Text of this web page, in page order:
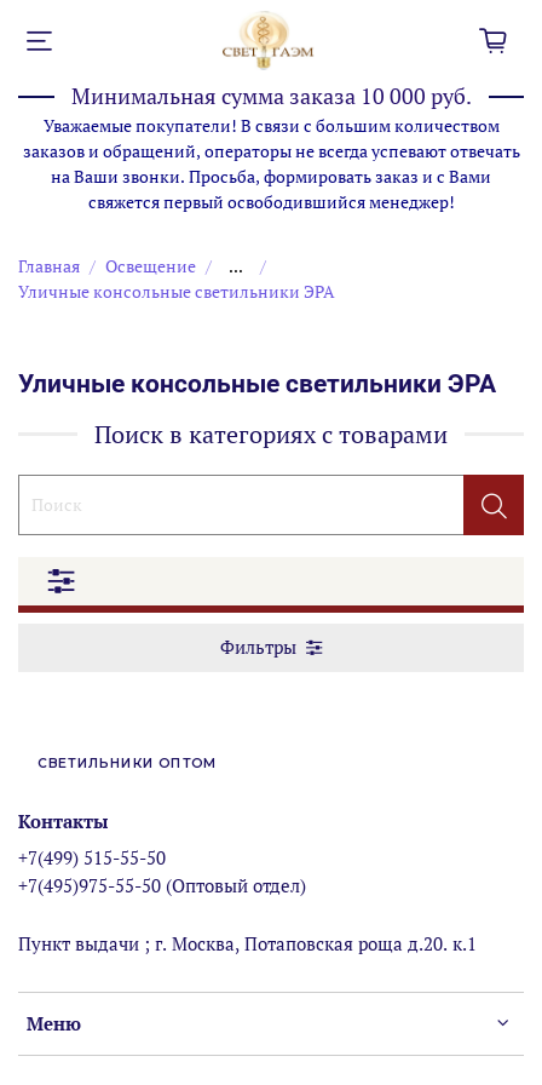
Минимальная сумма заказа 10 000 руб.
Уважаемые покупатели! В связи с большим количеством
заказов и обращений, операторы не всегда успевают отвечать
на Ваши звонки. Просьба, формировать заказ и с Вами
свяжется первый освободившийся менеджер!
Главная Освещение
...
Уличные консольные светильники ЭРА
Уличные консольные светильники ЭРА
Поиск в категориях с товарами
Фильтры
СВЕТИЛЬНИКИ ОПТОМ
Меню
Контакты
+7(499) 515-55-50
+7(495)975-55-50 (Оптовый отдел)
Пункт выдачи ; г. Москва, Потаповская роща д.20. к.1